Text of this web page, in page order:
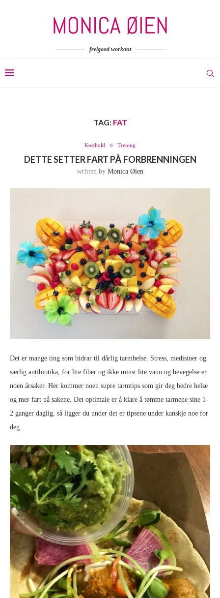
feelgood workout
TAG: FAT
Kosthold Trening
DETTE SETTER FART PÅ FORBRENNINGEN
written by Monica Øien
Det er mange ting som bidrar til dårlig tarmhelse. Stress, medisiner og
særlig antibiotika, for lite fiber og ikke minst lite vann og bevegelse er
noen årsaker. Her kommer noen supre tarmtips som gir deg bedre helse
og mer fart på sakene. Det optimale er å klare å tømme tarmene sine 1-
2 ganger daglig, så ligger du under det er tipsene under kanskje noe for
deg.